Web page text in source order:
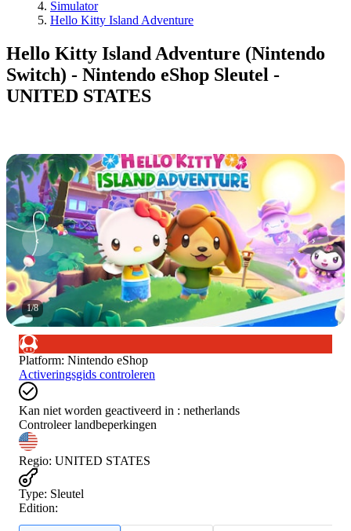
Simulator
Hello Kitty Island Adventure
Hello Kitty Island Adventure (Nintendo
Switch) - Nintendo eShop Sleutel -
UNITED STATES
1/8
Platform: Nintendo eShop
Activeringsgids controleren
Kan niet worden geactiveerd in : netherlands
Controleer landbeperkingen
Regio: UNITED STATES
Type: Sleutel
Edition: